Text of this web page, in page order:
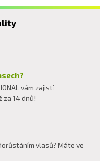
vám zajistí
za 14 dnů!
vlasů? Máte ve